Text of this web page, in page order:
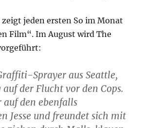
jeden ersten So im Monat
Film“. Im August wird The
Sprayer aus Seattle,
der Flucht vor den Cops.
den ebenfalls
Jesse und freundet sich mit